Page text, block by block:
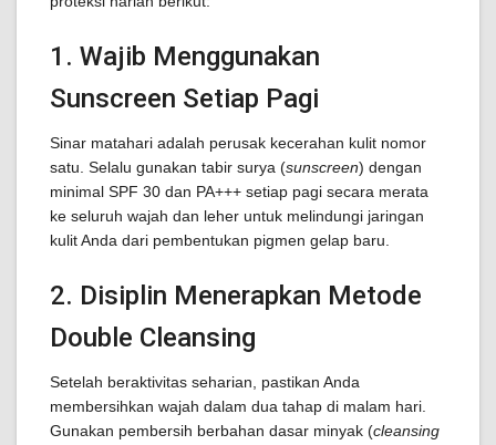
1. Wajib Menggunakan
Sunscreen Setiap Pagi
Sinar matahari adalah perusak kecerahan kulit nomor
satu. Selalu gunakan tabir surya (sunscreen) dengan
minimal SPF 30 dan PA+++ setiap pagi secara merata
ke seluruh wajah dan leher untuk melindungi jaringan
kulit Anda dari pembentukan pigmen gelap baru.
2. Disiplin Menerapkan Metode
Double Cleansing
Setelah beraktivitas seharian, pastikan Anda
membersihkan wajah dalam dua tahap di malam hari.
Gunakan pembersih berbahan dasar minyak (cleansing